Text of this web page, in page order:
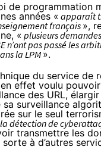
de programmation
années « apparaît
français »,
« plusieurs
n’ont pas passé les
la LPM».
du service de
effet voulu
des URL,
sa surveillance
sur le seul
détection de
transmettre les
à d’autres